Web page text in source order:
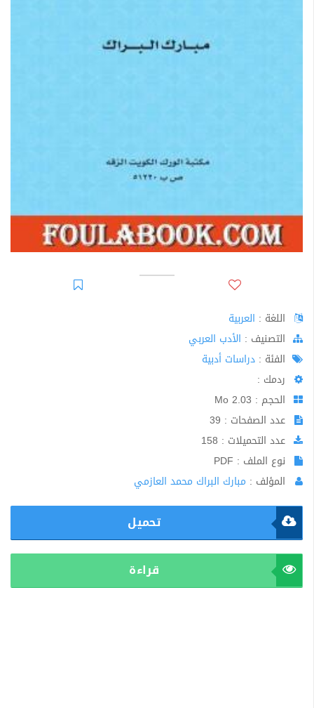
اللغة : العربية
اﻟﺘﺼﻨﻴﻒ : الأدب العربي
الفئة : دراسات أدبية
ردمك :
الحجم : 2.03 Mo
عدد الصفحات : 39
عدد التحميلات : 158
نوع الملف : PDF
المؤلف : مبارك البراك محمد العازمي
تحميل
قراءة